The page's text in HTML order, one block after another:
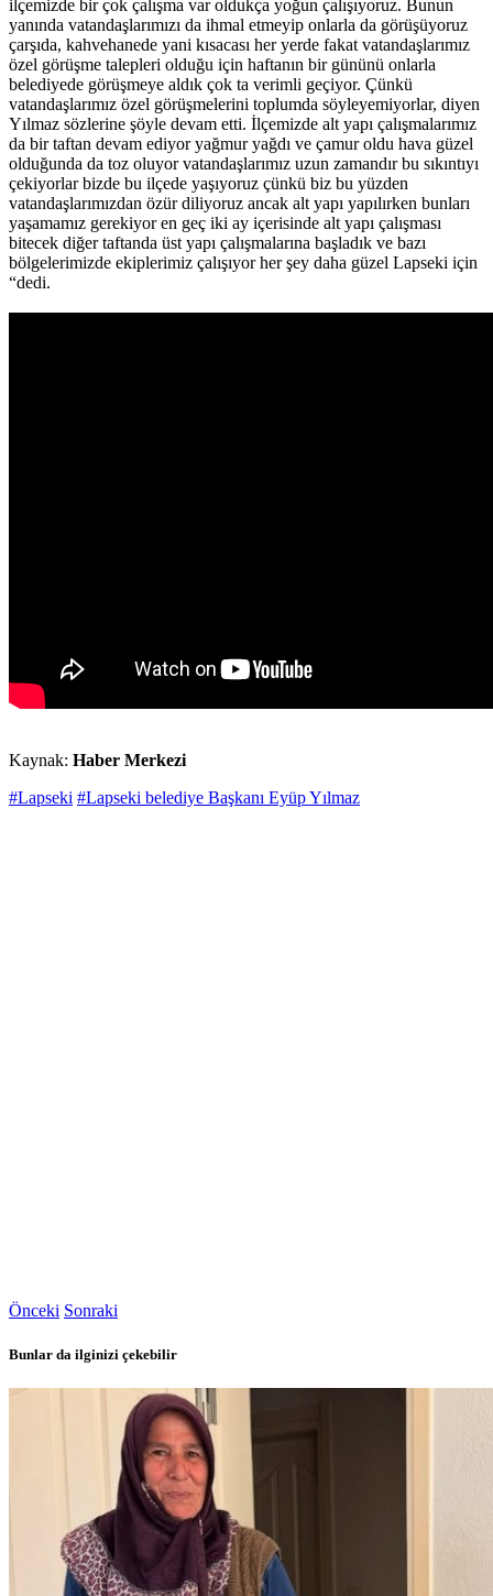
ilçemizde bir çok çalışma var oldukça yoğun çalışıyoruz. Bunun
yanında vatandaşlarımızı da ihmal etmeyip onlarla da görüşüyoruz
çarşıda, kahvehanede yani kısacası her yerde fakat vatandaşlarımız
özel görüşme talepleri olduğu için haftanın bir gününü onlarla
belediyede görüşmeye aldık çok ta verimli geçiyor. Çünkü
vatandaşlarımız özel görüşmelerini toplumda söyleyemiyorlar, diyen
Yılmaz sözlerine şöyle devam etti. İlçemizde alt yapı çalışmalarımız
da bir taftan devam ediyor yağmur yağdı ve çamur oldu hava güzel
olduğunda da toz oluyor vatandaşlarımız uzun zamandır bu sıkıntıyı
çekiyorlar bizde bu ilçede yaşıyoruz çünkü biz bu yüzden
vatandaşlarımızdan özür diliyoruz ancak alt yapı yapılırken bunları
yaşamamız gerekiyor en geç iki ay içerisinde alt yapı çalışması
bitecek diğer taftanda üst yapı çalışmalarına başladık ve bazı
bölgelerimizde ekiplerimiz çalışıyor her şey daha güzel Lapseki için
“dedi.
Kaynak: Haber Merkezi
#Lapseki #Lapseki belediye Başkanı Eyüp Yılmaz
Önceki Sonraki
Bunlar da ilginizi çekebilir